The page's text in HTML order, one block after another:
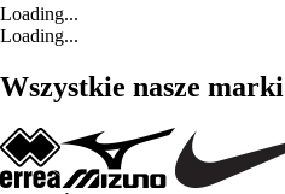
Loading...
Loading...
Wszystkie nasze marki